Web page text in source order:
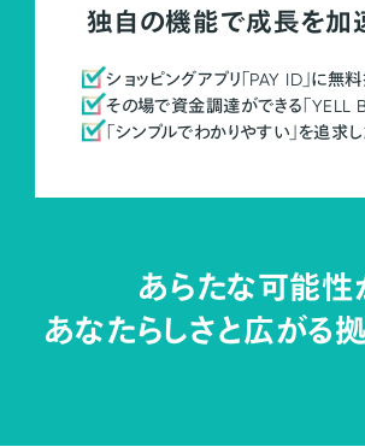
独自の機能で成長を加
ショッピングアプリ「PAY ID」に無料
その場で資金調達ができる「YELL
「シンプルでわかりやすい」を追求
あらたな可能性
あなたらしさと広がる拠